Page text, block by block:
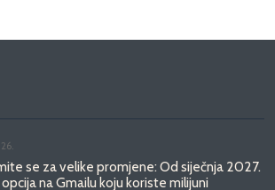
se za velike promjene: Od siječnja 2027.
na Gmailu koju koriste milijuni